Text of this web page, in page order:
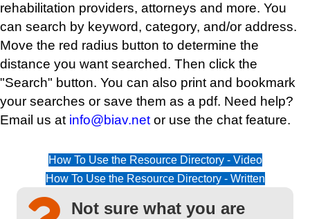
rehabilitation providers, attorneys and more. You
can search by keyword, category, and/or address.
Move the red radius button to determine the
distance you want searched. Then click the
"Search" button. You can also print and bookmark
your searches or save them as a pdf. Need help?
Email us at info@biav.net or use the chat feature.
How To Use the Resource Directory - Video
How To Use the Resource Directory - Written
Not sure what you are